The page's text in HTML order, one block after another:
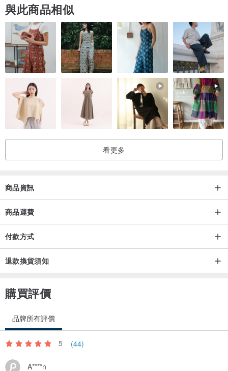
與此商品相似
看更多
商品資訊
商品運費
付款方式
退款換貨須知
購買評價
品牌所有評價
5 (44)
A****n